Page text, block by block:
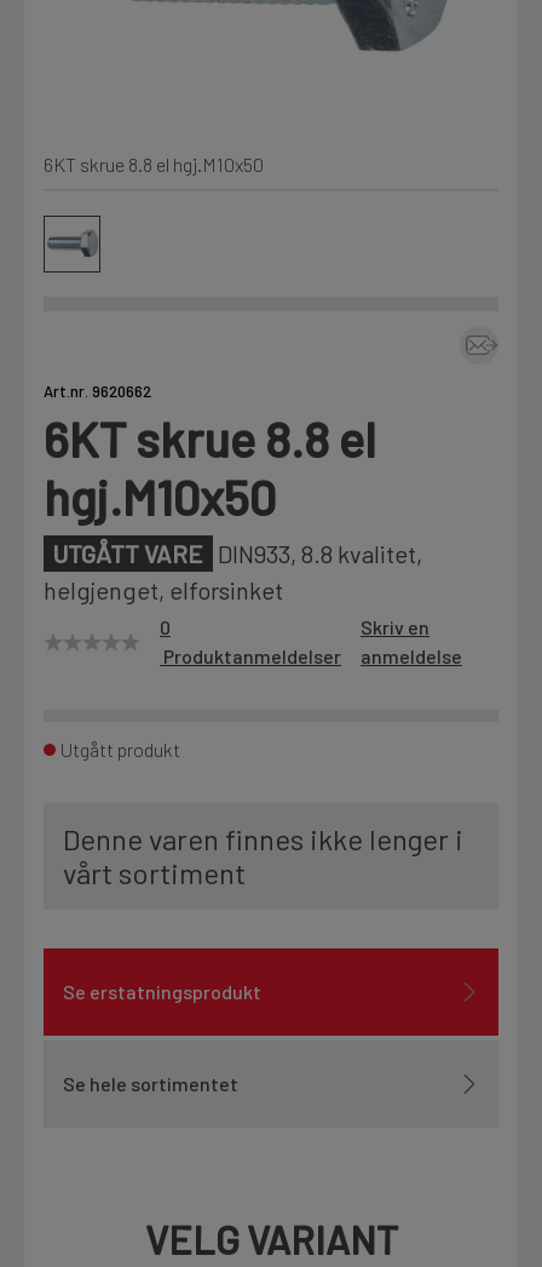
Kjemi, vindsperre og branntetting
Fag
Motek
Fra rådgivning til sporing av ordre
Siste nytt om dine favorittprodukter
Prislister
Firmainformasjon
LOGG UT
6KT skrue 8.8 el hgj.M10x50
Art.nr. 9620662
6KT skrue 8.8 el
hgj.M10x50
UTGÅTT VARE DIN933, 8.8 kvalitet,
helgjenget, elforsinket
0
Produktanmeldelser
Skriv en
anmeldelse
Utgått produkt
Denne varen finnes ikke lenger i
vårt sortiment
Se erstatningsprodukt
Se hele sortimentet
VELG VARIANT